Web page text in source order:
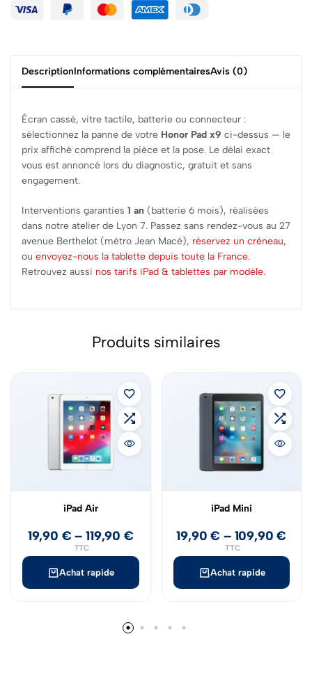
DescriptionInformations complémentairesAvis (0)
Écran cassé, vitre tactile, batterie ou connecteur :
sélectionnez la panne de votre Honor Pad x9 ci-dessus — le
prix affiché comprend la pièce et la pose. Le délai exact
vous est annoncé lors du diagnostic, gratuit et sans
engagement.
Interventions garanties 1 an (batterie 6 mois), réalisées
dans notre atelier de Lyon 7. Passez sans rendez-vous au 27
avenue Berthelot (métro Jean Macé), réservez un créneau,
ou envoyez-nous la tablette depuis toute la France.
Retrouvez aussi nos tarifs iPad & tablettes par modèle.
Produits similaires
Achat rapide
iPad Air
19,90 € –119,90 €
TTC
Achat rapide
iPad Mini
19,90€ – 109,90€
TTC